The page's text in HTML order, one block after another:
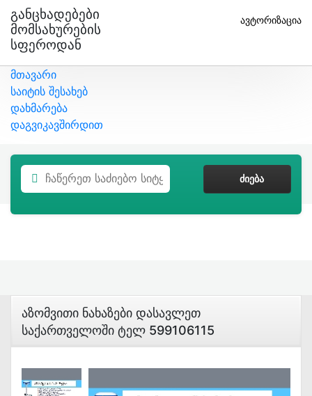
Განცხადებები
Მომსახურების
Სფეროდან
ავტორიზაცია
მთავარი
საიტის შესახებ
დახმარება
დაგვიკავშირდით
ᲫᲘᲔᲑᲐ
Აზომვითი Ნახაზები Დასავლეთ
Საქართველოში Ტელ 599106115